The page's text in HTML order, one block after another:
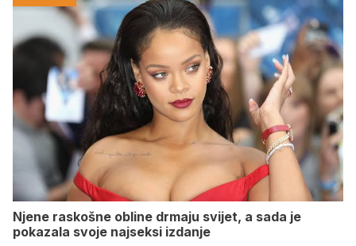
Njene raskošne obline drmaju svijet, a sada je
pokazala svoje najseksi izdanje